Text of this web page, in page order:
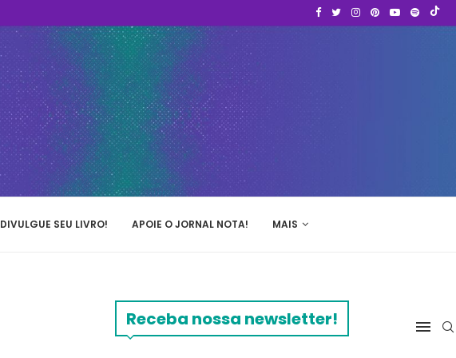
DIVULGUE SEU LIVRO! APOIE O JORNAL NOTA! MAIS
Receba nossa newsletter!